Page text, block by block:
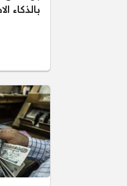
بالذكاء